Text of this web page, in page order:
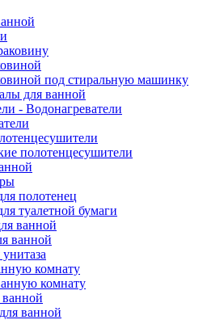
под стиральную машинку
для ванной
- Водонагреватели
полотенцесушители
полотенец
туалетной бумаги
ванной
ванной
комнату
комнату
ванной